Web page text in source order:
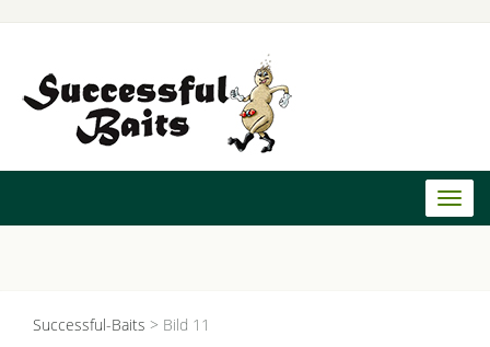
Successful-Baits > Bild 11